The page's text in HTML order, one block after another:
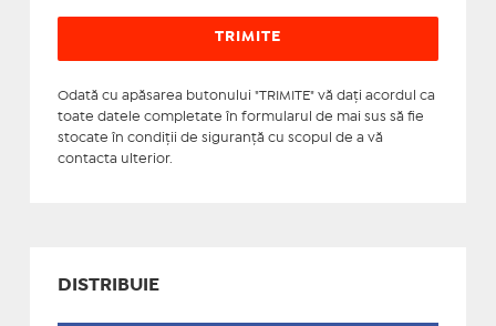
Odată cu apăsarea butonului "TRIMITE" vă daţi acordul ca
toate datele completate în formularul de mai sus să fie
stocate în condiţii de siguranţă cu scopul de a vă
contacta ulterior.
DISTRIBUIE